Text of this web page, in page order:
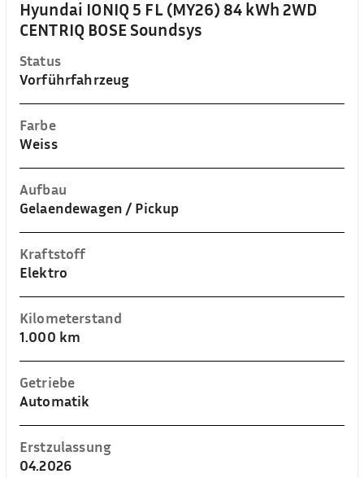
Hyundai IONIQ 5 FL (MY26) 84 kWh 2WD
CENTRIQ BOSE Soundsys
Status
Vorführfahrzeug
Farbe
Weiss
Aufbau
Gelaendewagen / Pickup
Kraftstoff
Elektro
Kilometerstand
1.000 km
Getriebe
Automatik
Erstzulassung
04.2026